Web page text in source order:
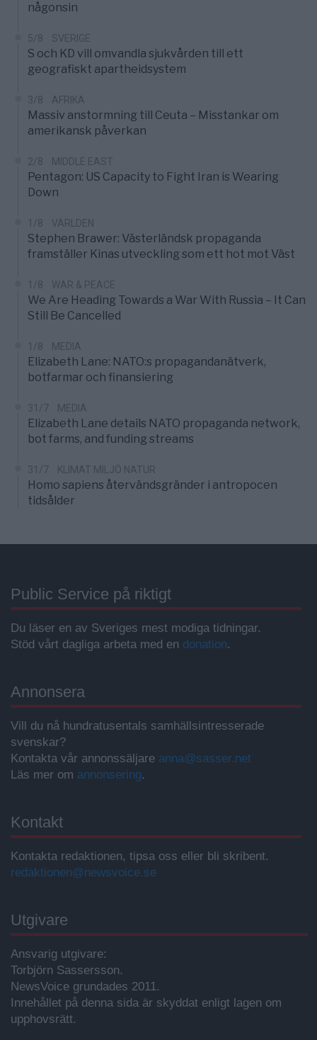
någonsin
5/8 SVERIGE
S och KD vill omvandla sjukvården till ett
geografiskt apartheidsystem
3/8 AFRIKA
Massiv anstormning till Ceuta – Misstankar om
amerikansk påverkan
2/8 MIDDLE EAST
Pentagon: US Capacity to Fight Iran is Wearing
Down
1/8 VÄRLDEN
Stephen Brawer: Västerländsk propaganda
framställer Kinas utveckling som ett hot mot Väst
1/8 WAR & PEACE
We Are Heading Towards a War With Russia – It Can
Still Be Cancelled
1/8 MEDIA
Elizabeth Lane: NATO:s propagandanätverk,
botfarmar och finansiering
31/7 MEDIA
Elizabeth Lane details NATO propaganda network,
bot farms, and funding streams
31/7 KLIMAT MILJÖ NATUR
Homo sapiens återvändsgränder i antropocen
tidsålder
Public Service på riktigt
Du läser en av Sveriges mest modiga tidningar.
Stöd vårt dagliga arbeta med en donation.
Annonsera
Vill du nå hundratusentals samhällsintresserade
svenskar?
Kontakta vår annonssäljare anna@sasser.net
Läs mer om annonsering.
Kontakt
Kontakta redaktionen, tipsa oss eller bli skribent.
redaktionen@newsvoice.se
Utgivare
Ansvarig utgivare:
Torbjörn Sassersson.
NewsVoice grundades 2011.
Innehållet på denna sida är skyddat enligt lagen om
upphovsrätt.